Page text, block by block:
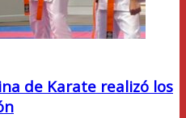
de Karate realizó los